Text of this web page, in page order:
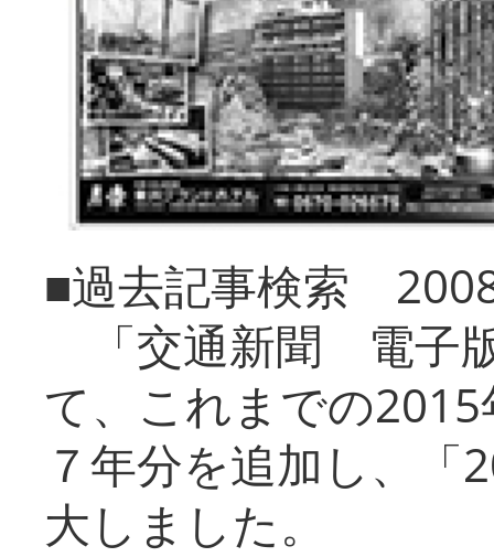
■過去記事検索
「交通新聞 電子
て、これまでの
７年分を追加し、「
大しまし